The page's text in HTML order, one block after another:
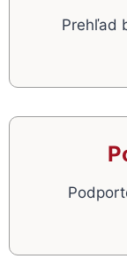
Prehľad